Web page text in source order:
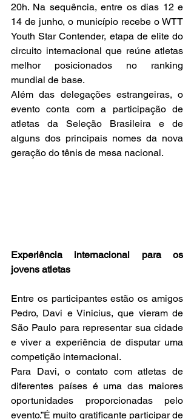
20h. Na sequência, entre os dias 12 e
14 de junho, o município recebe o WTT
Youth Star Contender, etapa de elite do
circuito internacional que reúne atletas
melhor posicionados no ranking
mundial de base.
Além das delegações estrangeiras, o
evento conta com a participação de
atletas da Seleção Brasileira e de
alguns dos principais nomes da nova
geração do tênis de mesa nacional.
Experiência internacional para os
jovens atletas
Entre os participantes estão os amigos
Pedro, Davi e Vinicius, que vieram de
São Paulo para representar sua cidade
e viver a experiência de disputar uma
competição internacional.
Para Davi, o contato com atletas de
diferentes países é uma das maiores
oportunidades proporcionadas pelo
evento.”É muito gratificante participar de